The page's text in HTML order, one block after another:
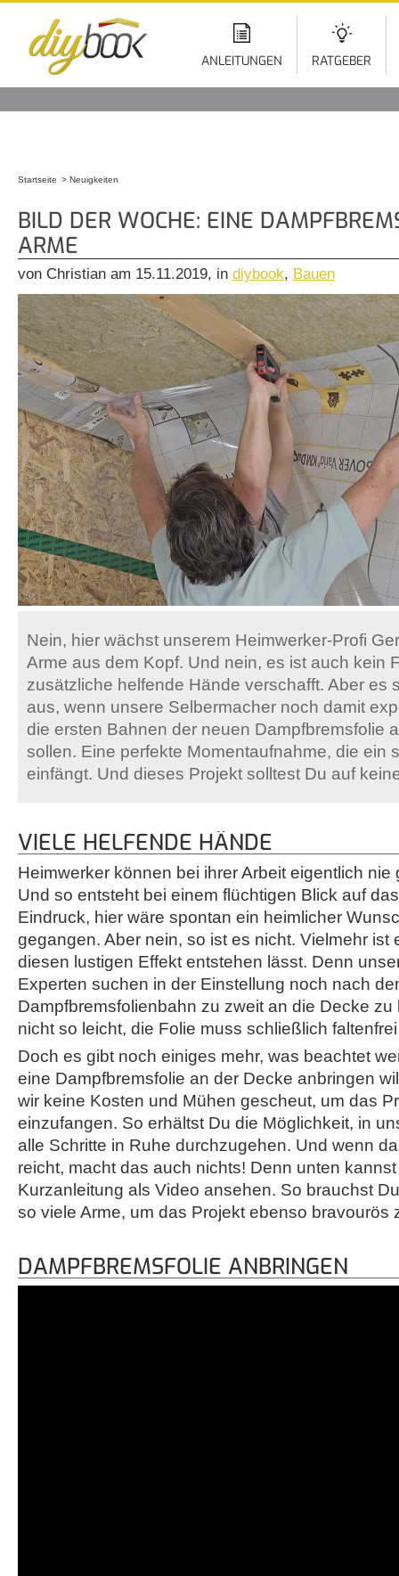
ANLEITUNGEN RATGEBER
Startseite Neuigkeiten
BILD DER WOCHE: EINE
ARME
von Christian am 15.11.2019, in diybook, Bauen
Nein, hier wächst unserem Heimwerker-Profi
Arme aus dem Kopf. Und nein, es ist auch kein
zusätzliche helfende Hände verschafft. Aber es
aus, wenn unsere Selbermacher noch damit
die ersten Bahnen der neuen Dampfbremsfolie
sollen. Eine perfekte Momentaufnahme, die ein
einfängt. Und dieses Projekt solltest Du auf
VIELE HELFENDE HÄNDE
Heimwerker können bei ihrer Arbeit eigentlich
Und so entsteht bei einem flüchtigen Blick auf
Eindruck, hier wäre spontan ein heimlicher
gegangen. Aber nein, so ist es nicht. Vielmehr ist
diesen lustigen Effekt entstehen lässt. Denn
Experten suchen in der Einstellung noch nach
Dampfbremsfolienbahn zu zweit an die Decke zu
nicht so leicht, die Folie muss schließlich
Doch es gibt noch einiges mehr, was beachtet
eine Dampfbremsfolie an der Decke anbringen
wir keine Kosten und Mühen gescheut, um das
einzufangen. So erhältst Du die Möglichkeit, in
alle Schritte in Ruhe durchzugehen. Und wenn
reicht, macht das auch nichts! Denn unten
Kurzanleitung als Video ansehen. So brauchst
so viele Arme, um das Projekt ebenso bravourös
DAMPFBREMSFOLIE ANBRINGEN